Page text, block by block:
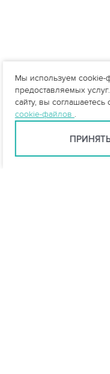
Мы используем
предоставляемых
сайту, вы соглашаетесь
cookie-файлов .